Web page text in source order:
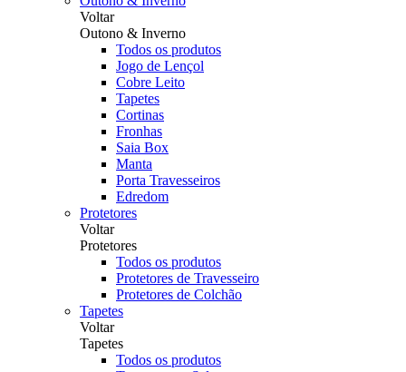
Voltar
Outono & Inverno
Todos os produtos
Jogo de Lençol
Cobre Leito
Tapetes
Cortinas
Fronhas
Saia Box
Manta
Porta Travesseiros
Edredom
Protetores
Voltar
Protetores
Todos os produtos
Protetores de Travesseiro
Protetores de Colchão
Tapetes
Voltar
Tapetes
Todos os produtos